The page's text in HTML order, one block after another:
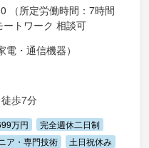
（所定労働時間：7時間
トワーク 相談可
・通信機器）
歩7分
万円
完全週休二日制
ア・専門技術
土日祝休み